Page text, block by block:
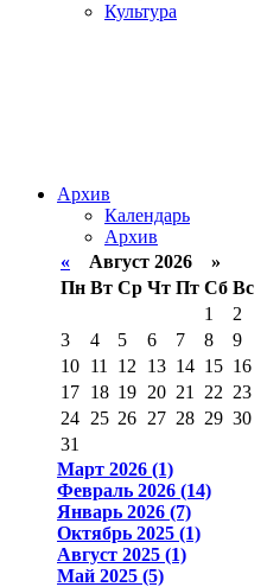
Культура
Архив
Календарь
Архив
« Август 2026 »
Пн Вт Ср Чт Пт Сб Вс
1
2
3
4 5 6 7 8
9
10 11 12 13 14 15 16
17 18 19 20 21 22 23
24 25 26 27 28 29 30
31
Март 2026 (1)
Февраль 2026 (14)
Январь 2026 (7)
Октябрь 2025 (1)
Август 2025 (1)
Май 2025 (5)